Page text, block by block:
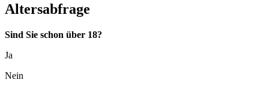
Altersabfrage
Sind Sie schon über 18?
Ja
Nein